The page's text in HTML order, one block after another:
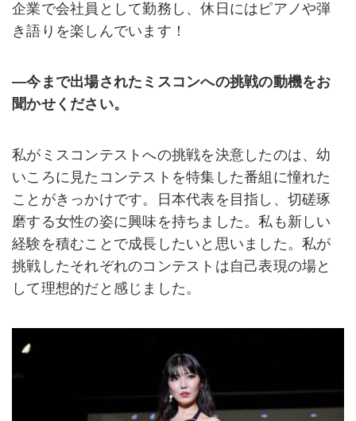
企業で会社員として勤務し、休日にはピアノや弾
き語りを楽しんでいます！
―今まで出場されたミスコンへの挑戦の動機をお
聞かせください。
私がミスコンテストへの挑戦を決意したのは、幼
いころに見たコンテストを特集した番組に憧れた
ことがきっかけです。日本代表を目指し、切磋琢
磨する女性の姿に興味を持ちました。私も新しい
経験を積むことで成長したいと思いました。私が
挑戦したそれぞれのコンテストは自己表現の場と
して理想的だと感じました。